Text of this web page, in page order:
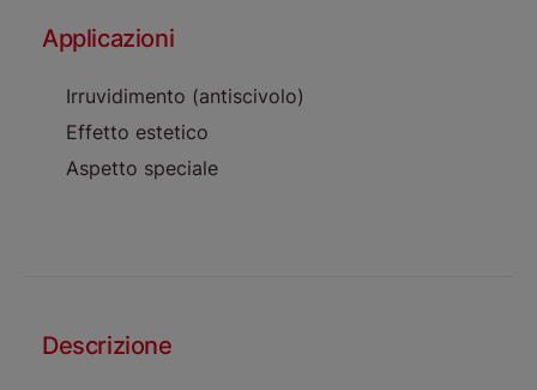
Applicazioni
Irruvidimento (antiscivolo)
Effetto estetico
Aspetto speciale
Descrizione